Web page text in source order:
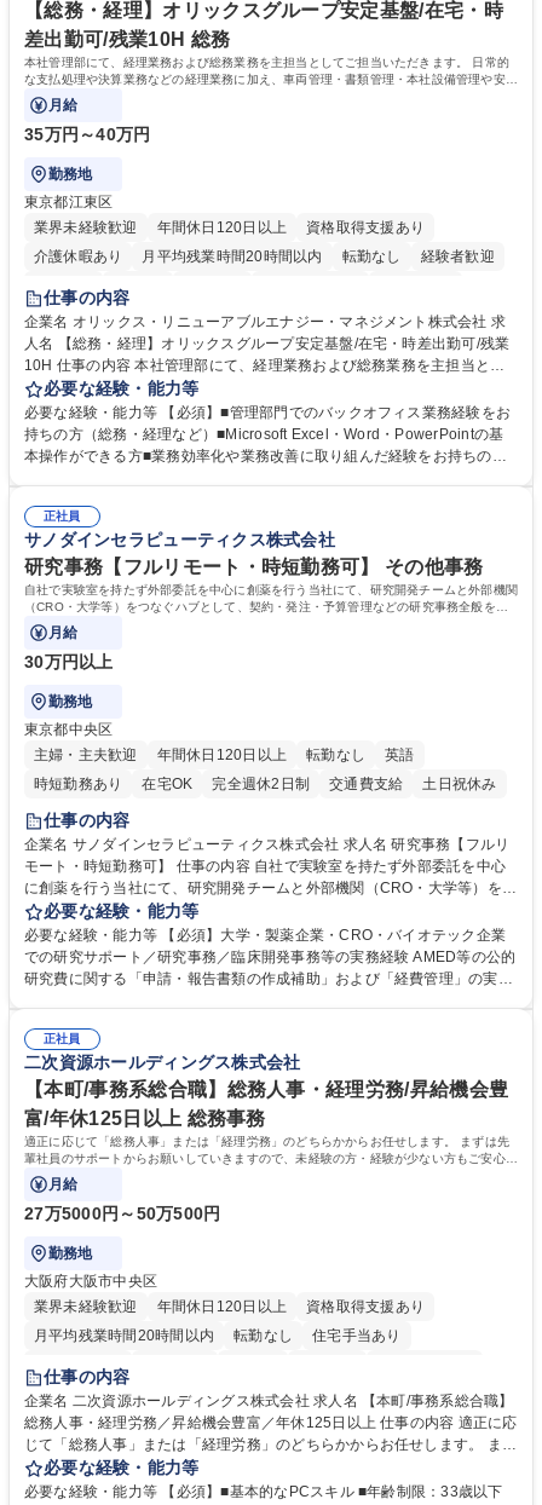
スフリーな環境でお仕事が可能！従業員満足度も高く末永く就業が可能 学
歴・資格 学歴：大学院 大学 高専 短大 専修学校 高校 語学力： 資格：
【総務・経理】オリックスグループ安定基盤/在宅・時
差出勤可/残業10H 総務
本社管理部にて、経理業務および総務業務を主担当としてご担当いただきます。 日常的
な支払処理や決算業務などの経理業務に加え、車両管理・書類管理・本社設備管理や安全
対策など幅広い総務業務もお任せします。
月給
35万円～40万円
勤務地
東京都江東区
業界未経験歓迎
年間休日120日以上
資格取得支援あり
介護休暇あり
月平均残業時間20時間以内 転勤なし
経験者歓迎
研修あり
在宅OK
駅近5分以内
資格取得手当あり 土日祝休み
仕事の内容
企業名 オリックス・リニューアブルエナジー・マネジメント株式会社 求
人名 【総務・経理】オリックスグループ安定基盤/在宅・時差出勤可/残業
10H 仕事の内容 本社管理部にて、経理業務および総務業務を主担当とし
てご担当いただきます。 日常的な支払処理や決算業務などの経理業務に加
え、車両管理・書類管理・本社設備管理や安全対策など幅広い総務業務も
お任せします。 業務効率化や業務改善の提案・推進にも積極的に取り組ん
でいただくことを期待しています。 【総務】※実務業務における業務改善
設備の保守点検、発注)■安全健康管理(オフィス内の安全衛生管理、BCP
対応等)■業務効率化・改善の企画推進 ※その他労働条件の備考へ続く 募
集職種 【総務・経理】オリックスグループ安定基盤/在宅・時差出勤可/残
業10H
必要な経験・能力等
必要な経験・能力等 【必須】■管理部門でのバックオフィス業務経験をお
持ちの方（総務・経理など）■Microsoft Excel・Word・PowerPointの基
本操作ができる方■業務効率化や業務改善に取り組んだ経験をお持ちの方
める方 【魅力】■オリックスの100%子会社という強固な経営基盤のもと
長期間安心して働ける環境です ■時差出勤や一部在宅勤務が可能であり月
平均残業時間も10時間程度とワークライフバランスを重視した働き方が実
現できます 学歴・資格 学歴：大学院 大学 高専 短大 専修学校 高校 語学
力： 資格：
正社員
サノダインセラピューティクス株式会社
研究事務【フルリモート・時短勤務可】 その他事務
自社で実験室を持たず外部委託を中心に創薬を行う当社にて、研究開発チームと外部機関
（CRO・大学等）をつなぐハブとして、契約・発注・予算管理などの研究事務全般をお
任せします。
月給
30万円以上
勤務地
東京都中央区
主婦・主夫歓迎
年間休日120日以上 転勤なし
英語
時短勤務あり
在宅OK 完全週休2日制 交通費支給 土日祝休み
仕事の内容
企業名 サノダインセラピューティクス株式会社 求人名 研究事務【フルリ
モート・時短勤務可】 仕事の内容 自社で実験室を持たず外部委託を中心
に創薬を行う当社にて、研究開発チームと外部機関（CRO・大学等）をつ
なぐハブとして、契約・発注・予算管理などの研究事務全般をお任せしま
す。 ■見積取得、発注、検収、請求処理等の事務手続き ■委託先との定例
会議の調整・アジェンダ準備・議事録作成 ■研究報告書、試験関連資料、
SOP等の整備・版管理・保管 ■研究開発の進捗・タイムライン・予算執行
集職種 研究事務【フルリモート・時短勤務可】
必要な経験・能力等
必要な経験・能力等 【必須】大学・製薬企業・CRO・バイオテック企業
での研究サポート／研究事務／臨床開発事務等の実務経験 AMED等の公的
研究費に関する「申請・報告書類の作成補助」および「経費管理」の実務
き方について】フルリモートやハイブリッド勤務、時短勤務など個々のラ
イフスタイルに応じた柔軟な働き方が可能です。育児や介護との両立も応
援します。 学歴・資格 学歴：大学院 大学 語学力： 資格：
正社員
二次資源ホールディングス株式会社
【本町/事務系総合職】総務人事・経理労務/昇給機会豊
富/年休125日以上 総務事務
適正に応じて「総務人事」または「経理労務」のどちらかからお任せします。 まずは先
輩社員のサポートからお願いしていきますので、未経験の方・経験が少ない方もご安心く
ださい。
月給
27万5000円～50万500円
勤務地
大阪府大阪市中央区
業界未経験歓迎
年間休日120日以上
資格取得支援あり
月平均残業時間20時間以内
転勤なし
住宅手当あり
時短勤務あり
インセンティブあり
交通費支給 駅近5分以内
土日祝休み
寮・社宅あり
仕事の内容
企業名 二次資源ホールディングス株式会社 求人名 【本町/事務系総合職】
総務人事・経理労務／昇給機会豊富／年休125日以上 仕事の内容 適正に応
じて「総務人事」または「経理労務」のどちらかからお任せします。 まず
は先輩社員のサポートからお願いしていきますので、未経験の方・経験が
少ない方もご安心ください。 【総務人事】 ■備品やデバイス購入・管理 ■
必要な経験・能力等
必要な経験・能力等 【必須】■基本的なPCスキル ■年齢制限：33歳以下